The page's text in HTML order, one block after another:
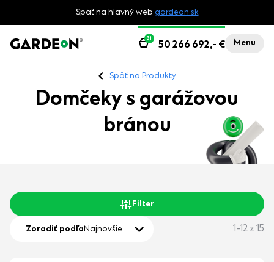
Späť na hlavný web gardeon.sk
Menu
50 266 692,- €
31
Späť na Produkty
Domčeky s garážovou
bránou
Filter
Zoradiť podľaNajnovšie 1-12 z 15